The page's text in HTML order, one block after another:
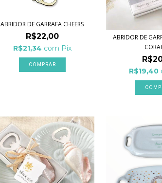
ABRIDOR DE GARRAFA CHEERS
R$22,00
R$21,34 com Pix
ABRIDOR DE
R$19,40